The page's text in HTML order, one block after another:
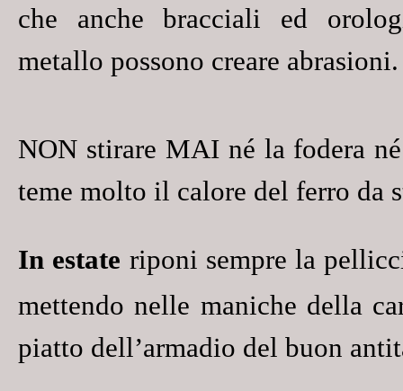
che anche bracciali ed
metallo possono creare abrasioni.
NON stirare MAIné la fodera
teme molto il calore del ferro da
In estate riponi sempre la
mettendo nelle maniche della
piatto dell’armadio del buon